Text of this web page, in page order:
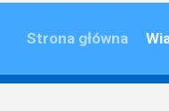
Strona główna